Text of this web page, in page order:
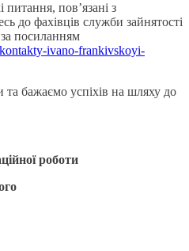
пов’язані з
до фахівців служби зайнятості
посиланням
ivano-frankivskoyi-
бажаємо успіхів на шляху до
роботи